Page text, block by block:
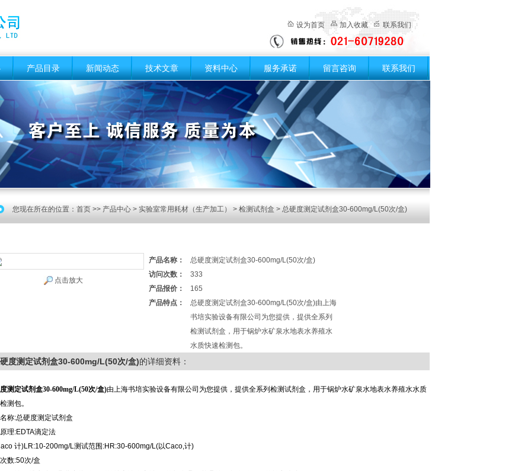
设为首页 加入收藏 联系我们
产品目录 新闻动态 技术文章 资料中心 服务承诺 留言咨询 联系我们
您现在所在的位置： 首页 >> 产品中心 > 实验室常用耗材（生产加工） > 检测试剂盒 > 总硬度测定试剂盒30-600mg/L(50次/盒)
点击放大
产品名称：
总硬度测定试剂盒30-600mg/L(50次/盒)
访问次数：
333
产品报价：
165
产品特点：
总硬度测定试剂盒30-600mg/L(50次/盒)由上海
书培实验设备有限公司为您提供，提供全系列
检测试剂盒，用于锅炉水矿泉水地表水养殖水
水质快速检测包。
度测定试剂盒30-600mg/L(50次/盒)的详细资料：
测定试剂盒30-600mg/L(50次/盒)由上海书培实验设备有限公司为您提供，提供全系列检测试剂盒，用于锅炉水矿泉水地表水养殖水水质
测包。
称:总硬度测定试剂盒
理:EDTA滴定法
计)LR:10-200mg/L测试范围 :HR:30-600mg/L(以Caco,计)
数:50次/盒